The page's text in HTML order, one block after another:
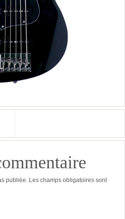
publiée. Les champs obligatoires sont